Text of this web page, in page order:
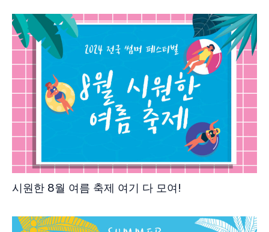
시원한 8월 여름 축제 여기 다 모여!